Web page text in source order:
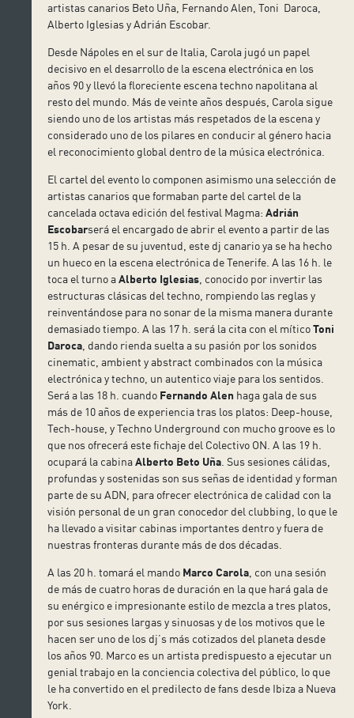
artistas canarios Beto Uña , Fernando Alen, Toni Daroca,
Alberto Iglesias y Adrián Escobar.
Desde Nápoles en el sur de Italia, Carola jugó un papel
decisivo en el desarrollo de la escena electrónica en los
años 90 y llevó la floreciente escena techno napolitana al
resto del mundo. Más de veinte años después, Carola sigue
siendo uno de los artistas más respetados de la escena y
considerado uno de los pilares en conducir al género hacia
el reconocimiento global dentro de la música electrónica.
El cartel del evento lo componen asimismo una selección de
artistas canarios que formaban parte del cartel de la
cancelada octava edición del festival Magma:Adrián
Escobarserá el encargado de abrir el evento a partir de las
15 h. A pesar de su juventud, este dj canario ya se ha hecho
un hueco en la escena electrónica de Tenerife. A las 16 h. le
toca el turno aAlberto Iglesias , conocido por invertir las
estructuras clásicas del techno, rompiendo las reglas y
reinventándose para no sonar de la misma manera durante
demasiado tiempo. A las 17 h. será la cita con el míticoToni
Daroca , dando rienda suelta a su pasión por los sonidos
cinematic, ambient y abstract combinados con la música
electrónica y techno, un autentico viaje para los sentidos.
Será a las 18 h. cuando Fernando Alen haga gala de sus
más de 10 años de experiencia tras los platos: Deep-house,
Tech-house, y Techno Underground con mucho groove es lo
que nos ofrecerá este fichaje del Colectivo ON. A las 19 h.
ocupará la cabinaAlberto Beto Uña . Sus sesiones cálidas,
profundas y sostenidas son sus señas de identidad y forman
parte de su ADN, para ofrecer electrónica de calidad con la
visión personal de un gran conocedor del clubbing, lo que le
ha llevado a visitar cabinas importantes dentro y fuera de
nuestras fronteras durante más de dos décadas.
A las 20 h. tomará el mando Marco Carola , con una sesión
de más de cuatro horas de duración en la que hará gala de
su enérgico e impresionante estilo de mezcla a tres platos,
por sus sesiones largas y sinuosas y de los motivos que le
hacen ser uno de los dj’s más cotizados del planeta desde
los años 90. Marco es un artista predispuesto a ejecutar un
genial trabajo en la conciencia colectiva del público, lo que
le ha convertido en el predilecto de fans desde Ibiza a Nueva
York.